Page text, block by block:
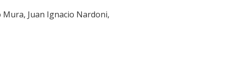
Mura, Juan Ignacio Nardoni,